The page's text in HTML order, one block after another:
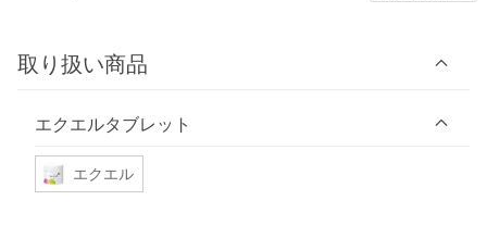
取り扱い商品
エクエルタブレット
エクエル